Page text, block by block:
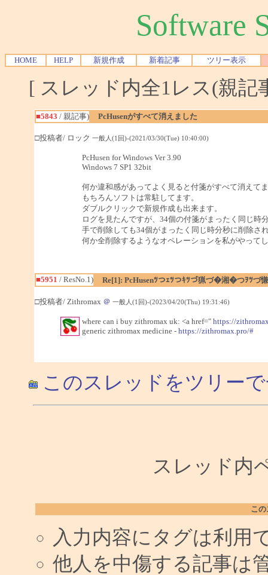
Software
HOME HELP 新規作成 新着記事 ツリー表示
[ スレッド内全1レス(親
■5843 / 親記事) PcHusenがすべて消えました
□投稿者/ ロック 一般人(1回)-(2021/03/30(Tue) 10:40:00)
PcHusen for Windows Ver 3.90
Windows 7 SP1 32bit
何か違和感があってよく見ると付箋がすべて消えて
もちろんソフトは常駐してます。
ダブルクリックで新規作成も出来ます。
ログを見たんですが、34個の付箋がまったく同じ時
手で削除しても34個がまったく同じ時分秒に削除さ
何か全削除するようなオペレーションを私がやって
■5951 / ResNo.1) Re[1]: PcHusenﾂつｪﾂつｷﾂづ猟づ�湘�つｦﾂづ
□投稿者/ Zithromax ＠ 一般人(1回)-(2023/04/20(Thu) 19:31:46)
where can i buy zithromax uk: <a href=" https://
generic zithromax medicine - https://zithromax.pro/#
このスレッドをツリー
スレッド内
こ
入力内容にタグは利用
他人を中傷する記事は